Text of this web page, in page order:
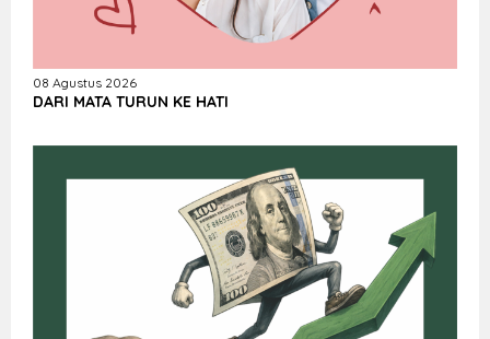
08 Agustus 2026
DARI MATA TURUN KE HATI